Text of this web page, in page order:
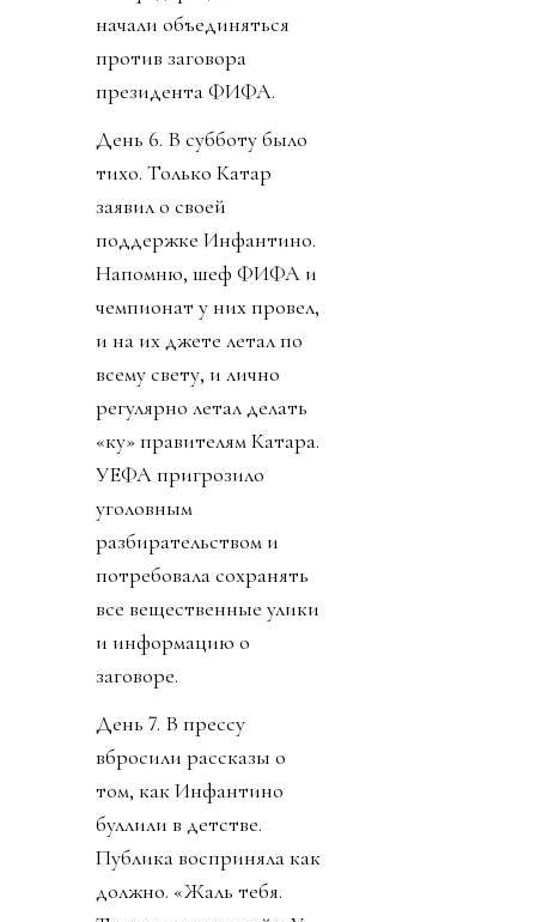
начали объединяться
против заговора
президента ФИФА.
День 6. В субботу было
тихо. Только Катар
заявил о своей
поддержке Инфантино.
Напомню, шеф ФИФА и
чемпионат у них провел,
и на их джете летал по
всему свету, и лично
регулярно летал делать
«ку» правителям Катара.
УЕФА пригрозило
уголовным
разбирательством и
потребовала сохранять
все вещественные улики
и информацию о
заговоре.
День 7. В прессу
вбросили рассказы о
том, как Инфантино
буллили в детстве.
Публика восприняла как
должно. «Жаль тебя.